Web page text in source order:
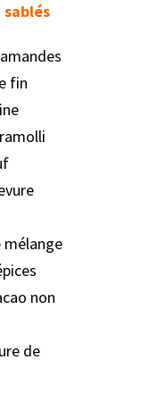
fin
mélange
non
de